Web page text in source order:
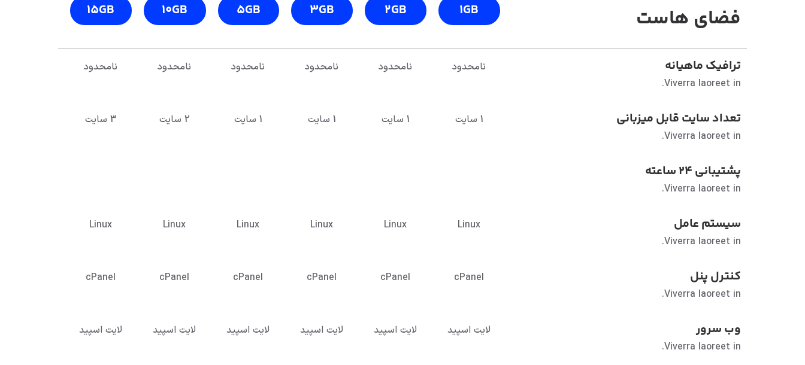
فضای هاست 1GB
2GB
3GB
5GB
10GB
15GB
ترافیک ماهیانه
Viverra laoreet in.
نامحدود نامحدود نامحدود نامحدود نامحدود نامحدود
تعداد سایت قابل میزبانی
Viverra laoreet in.
1 سایت 1 سایت 1 سایت 1 سایت 2 سایت 3 سایت
پشتیبانی ۲۴ ساعته
Viverra laoreet in.
سیستم عامل
Viverra laoreet in.
Linux
Linux
Linux
Linux
Linux
Linux
کنترل پنل
Viverra laoreet in.
cPanel
cPanel
cPanel
cPanel
cPanel
cPanel
وب سرور
Viverra laoreet in.
لایت اسپید لایت اسپید لایت اسپید لایت اسپید لایت اسپید لایت اسپید